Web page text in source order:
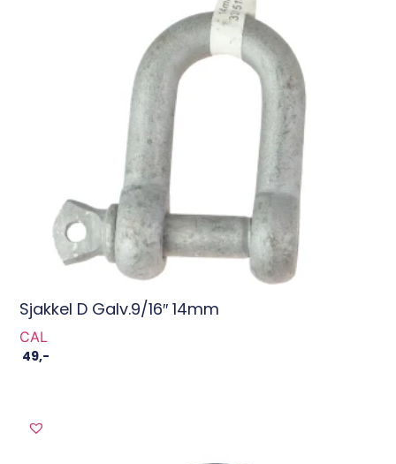
Sjakkel D Galv.9/16″ 14mm
CAL
49,-